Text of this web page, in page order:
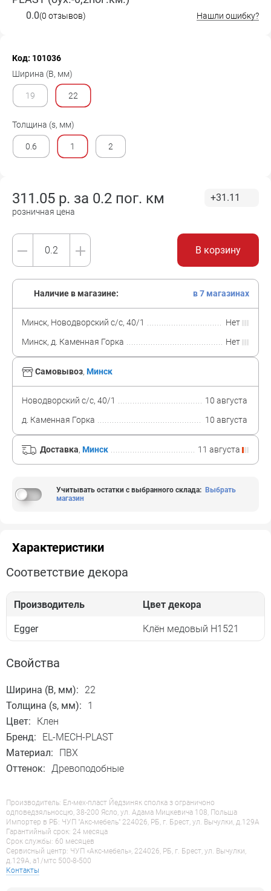
0.0(0 отзывов) Нашли ошибку?
Код: 101036
Ширина (B, мм)
19 22
Толщина (s, мм)
0.6 1 2
311.05 р. за 0.2 пог. км
розничная цена
+31.11
В корзину
Самовывоз, Минск
Новодворский с/с, 40/1
10 августа
д. Каменная Горка
10 августа
Доставка, Минск 11 августа
Наличие в магазине: в 7 магазинах
Минск, Новодворский с/с, 40/1
Нет
Минск, д. Каменная Горка
Нет
Учитывать остатки с выбранного склада: Выбрать
магазин
Характеристики
Соответствие декора
Производитель Цвет декора
Egger Клён медовый H1521
Свойства
Ширина (B, мм):
22
Толщина (s, мм):
1
Цвет:
Клен
Бренд:
EL-MECH-PLAST
Материал:
ПВХ
Оттенок: Древоподобные
Производитель: Ел-мех-пласт Йедзиняк сполка з ограничоно
одповедзяльносцю, 38-200 Ясло, ул. Адама Мицкевича 108, Польша
Импортер в РБ: ЧУП "Акс-мебель" 224026, РБ, г. Брест, ул. Вычулки, д.129А
Гарантийный срок: 24 месяца
Срок службы: 60 месяцев
Сервисный центр: ЧУП «Акс-мебель», 224026, РБ, г. Брест, ул. Вычулки,
д.129А, a1/мтс 500-8-500
Контакты